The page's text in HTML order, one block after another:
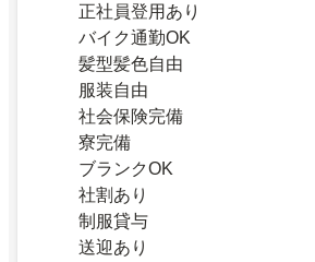
正社員登用あり
バイク通勤OK
髪型髪色自由
服装自由
社会保険完備
寮完備
ブランクOK
社割あり
制服貸与
送迎あり